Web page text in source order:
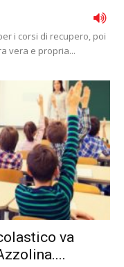
i corsi di recupero, poi
vera e propria...
va